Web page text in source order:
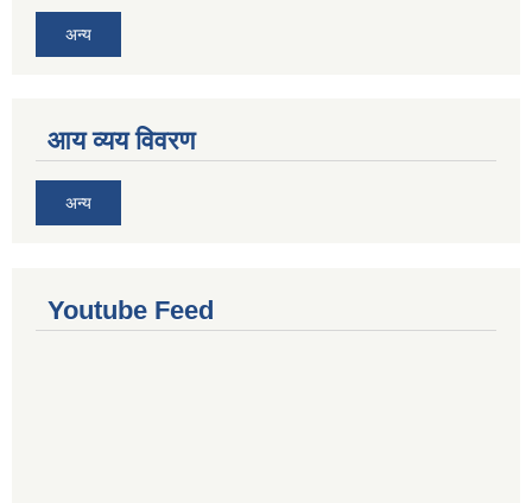
अन्य
आय व्यय विवरण
अन्य
Youtube Feed